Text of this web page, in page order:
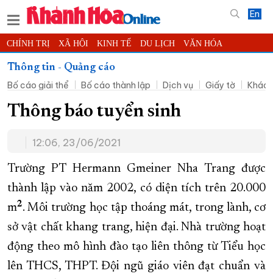
En
CHÍNH TRỊ XÃ HỘI KINH TẾ DU LỊCH VĂN HÓA
THỂ THAO ĐỜI SỐNG TIN ĐỊA PHƯƠNG
KHOA HỌC - CÔNG NGHỆ PHÁP LUẬT BẠN ĐỌC PHÓNG SỰ
THẾ GIỚI MULTIMEDIA VIDEO ĐỌC BÁO ONLINE
QUY HOẠCH TỈNH KHÁNH HÒA
TRƯỜNG SA BIỂN ĐẢO QUÊ HƯƠNG
CHUNG TAY CẢI CÁCH HÀNH CHÍNH
XÂY DỰNG NÔNG THÔN MỚI LỊCH CẮT ĐIỆN
TÀU - XE - MÁY BAY
KỶ NIỆM 370 NĂM XÂY DỰNG VÀ PHÁT TRIỂN TỈNH KHÁNH HÒA
KHOẢNH KHẮC ĐẸP XỨ TRẦM
Thông tin - Quảng cáo
Bố cáo giải thể
Bố cáo thành lập Dịch vụ Giấy tờ Khác
Thông báo tuyển sinh
12:06, 23/06/2021
Trường PT Hermann Gmeiner Nha Trang được
thành lập vào năm 2002, có diện tích trên 20.000
m2. Môi trường học tập thoáng mát, trong lành, cơ
sở vật chất khang trang, hiện đại. Nhà trường hoạt
động theo mô hình đào tạo liên thông từ Tiểu học
lên THCS, THPT. Đội ngũ giáo viên đạt chuẩn và